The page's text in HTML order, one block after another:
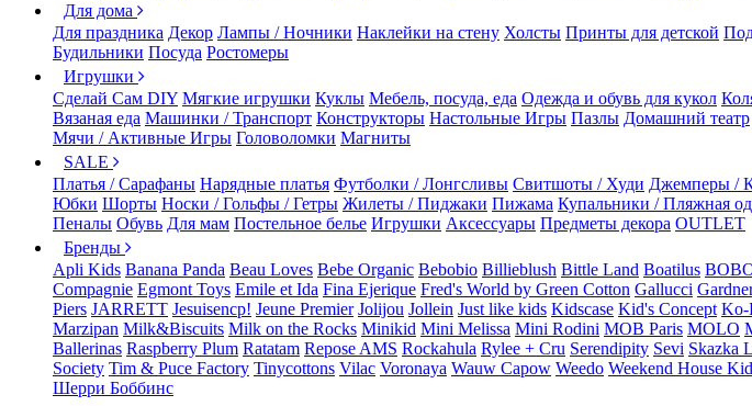
Для дома
Для праздника Декор Лампы / Ночники Наклейки на стену Холсты Принты для детской
Будильники Посуда Ростомеры
Игрушки
Сделай Сам DIY Мягкие игрушки Куклы Мебель, посуда, еда Одежда и обувь для кукол
Вязаная еда Машинки / Транспорт Конструкторы Настольные Игры Пазлы Домашний театр
Мячи / Активные Игры Головоломки Магниты
SALE
Платья / Сарафаны Нарядные платья Футболки / Лонгсливы Свитшоты / Худи Джемперы /
Юбки Шорты Носки / Гольфы / Гетры Жилеты / Пиджаки Пижама Купальники / Пляжная
Пеналы Обувь Для мам Постельное белье Игрушки Аксессуары Предметы декора OUTLET
Бренды
Apli Kids Banana Panda Beau Loves Bebe Organic Bebobio Billieblush Bittle Land Boatilus
Compagnie Egmont Toys Emile et Ida Fina Ejerique Fred's World by Green Cotton Gallucci
Piers JARRETT Jesuisencp! Jeune Premier Jolijou Jollein Just like kids Kidscase Kid's Concept
Marzipan Milk&Biscuits Milk on the Rocks Minikid Mini Melissa Mini Rodini MOB Paris MOLO
Ballerinas Raspberry Plum Ratatam Repose AMS Rockahula Rylee + Cru Serendipity Sevi Skazka
Society Tim & Puce Factory Tinycottons Vilac Voronaya Wauw Capow Weedo Weekend House
Шерри Боббинс